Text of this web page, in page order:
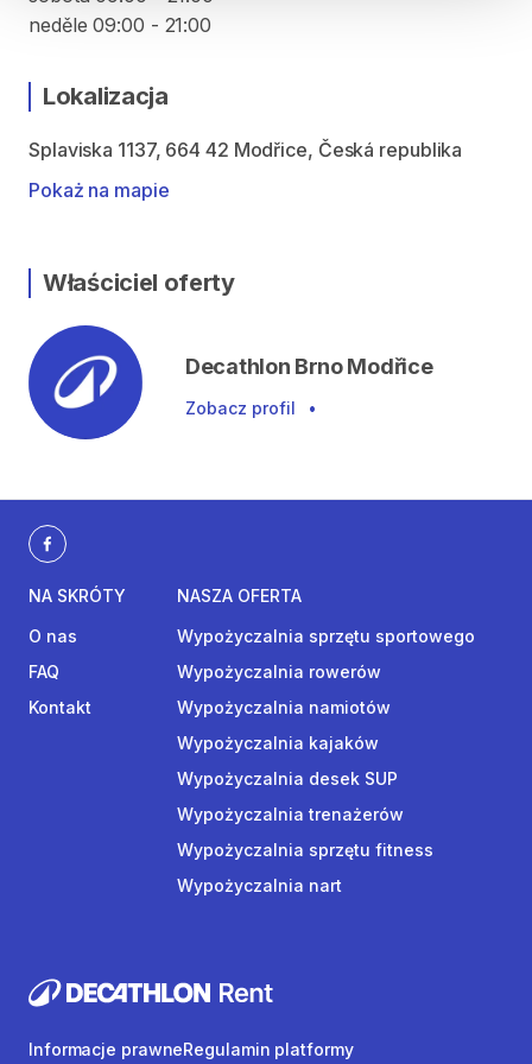
neděle 09:00 - 21:00
Lokalizacja
Splaviska 1137, 664 42 Modřice, Česká republika
Pokaż na mapie
Właściciel oferty
Decathlon Brno Modřice
Zobacz profil •
NA SKRÓTY
O nas
FAQ
Kontakt
NASZA OFERTA
Wypożyczalnia sprzętu sportowego
Wypożyczalnia rowerów
Wypożyczalnia namiotów
Wypożyczalnia kajaków
Wypożyczalnia desek SUP
Wypożyczalnia trenażerów
Wypożyczalnia sprzętu fitness
Wypożyczalnia nart
Informacje prawneRegulamin platformy